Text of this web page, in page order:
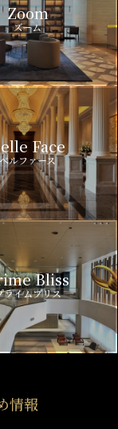
Zoom
ズーム
Face
ベルファース
Bliss
ライムブリス
情報